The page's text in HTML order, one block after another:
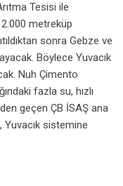
Tesisi ile
metreküp
sonra Gebze ve
Böylece Yuvacık
Nuh Çimento
fazla su, hızlı
geçen ÇB İSAŞ ana
Yuvacık sistemine